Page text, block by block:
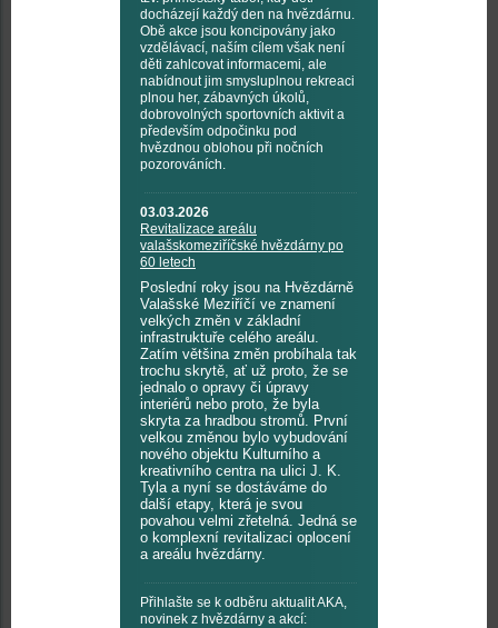
docházejí každý den na hvězdárnu.
Obě akce jsou koncipovány jako
vzdělávací, naším cílem však není
děti zahlcovat informacemi, ale
nabídnout jim smysluplnou rekreaci
plnou her, zábavných úkolů,
dobrovolných sportovních aktivit a
především odpočinku pod
hvězdnou oblohou při nočních
pozorováních.
03.03.2026
Revitalizace areálu
valašskomeziříčské hvězdárny po
60 letech
Poslední roky jsou na Hvězdárně
Valašské Meziříčí ve znamení
velkých změn v základní
infrastruktuře celého areálu.
Zatím většina změn probíhala tak
trochu skrytě, ať už proto, že se
jednalo o opravy či úpravy
interiérů nebo proto, že byla
skryta za hradbou stromů. První
velkou změnou bylo vybudování
nového objektu Kulturního a
kreativního centra na ulici J. K.
Tyla a nyní se dostáváme do
další etapy, která je svou
povahou velmi zřetelná. Jedná se
o komplexní revitalizaci oplocení
a areálu hvězdárny.
Přihlašte se k odběru aktualit AKA,
novinek z hvězdárny a akcí: